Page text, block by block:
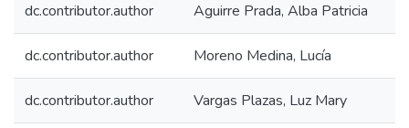
dc.contributor.author Aguirre Prada, Alba Patricia
dc.contributor.author Moreno Medina, Lucía
dc.contributor.author Vargas Plazas, Luz Mary